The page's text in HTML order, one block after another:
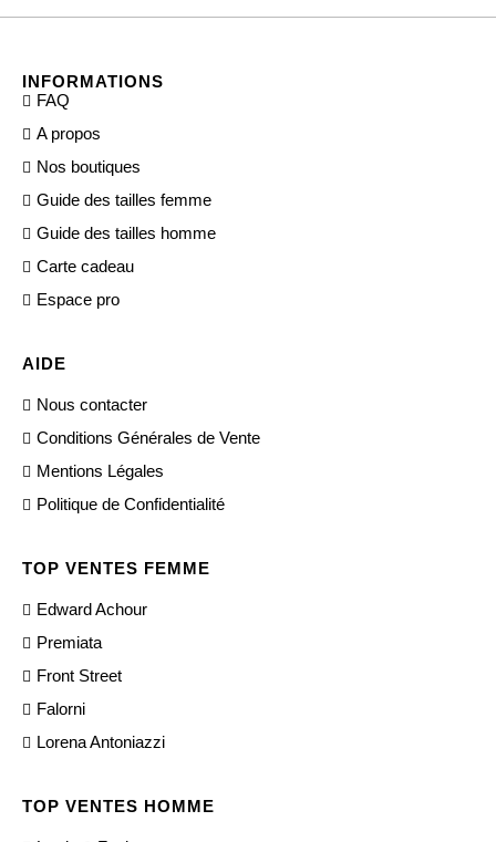
INFORMATIONS
FAQ
A propos
Nos boutiques
Guide des tailles femme
Guide des tailles homme
Carte cadeau
Espace pro
AIDE
Nous contacter
Conditions Générales de Vente
Mentions Légales
Politique de Confidentialité
TOP VENTES FEMME
Edward Achour
Premiata
Front Street
Falorni
Lorena Antoniazzi
TOP VENTES HOMME